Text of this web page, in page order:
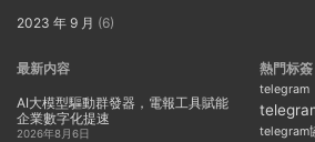
2023 年 9 月 (6)
最新内容
AI大模型驅動群發器，電報工具賦能
企業數字化提速
2026年8月6日
熱門标簽
telegram
telegram